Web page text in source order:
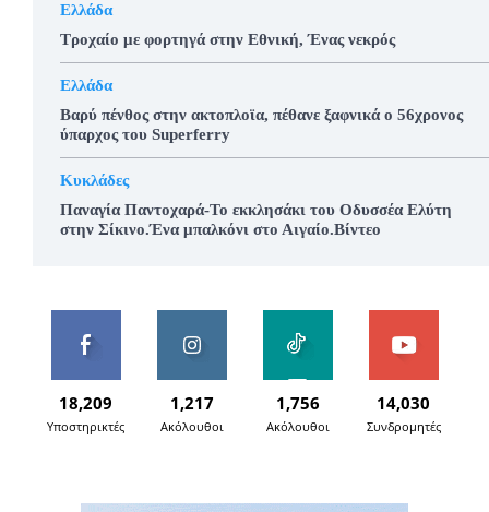
Ελλάδα
Τροχαίο με φορτηγά στην Εθνική, Ένας νεκρός
Ελλάδα
Βαρύ πένθος στην ακτοπλοϊα, πέθανε ξαφνικά ο 56χρονος
ύπαρχος του Superferry
Κυκλάδες
Παναγία Παντοχαρά-Το εκκλησάκι του Οδυσσέα Ελύτη
στην Σίκινο.Ένα μπαλκόνι στο Αιγαίο.Βίντεο
18,209
Υποστηρικτές
1,217
Ακόλουθοι
1,756
Ακόλουθοι
14,030
Συνδρομητές